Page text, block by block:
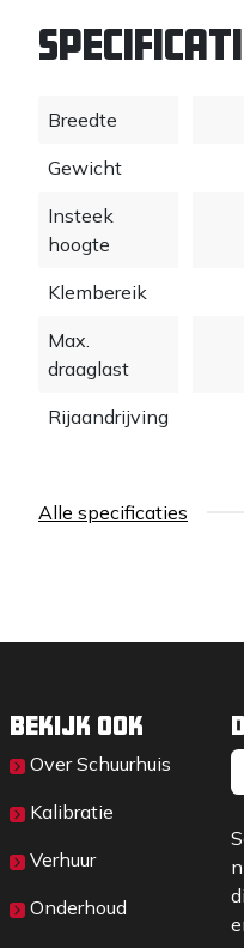
Breedte
Gewicht
Insteek
hoogte
Klembereik
Max.
draaglast
Rijaandrijving
Alle specificaties
Bekijk ook
Over Sc​huurhuis
Kalibratie
Verhuur
Onderhoud